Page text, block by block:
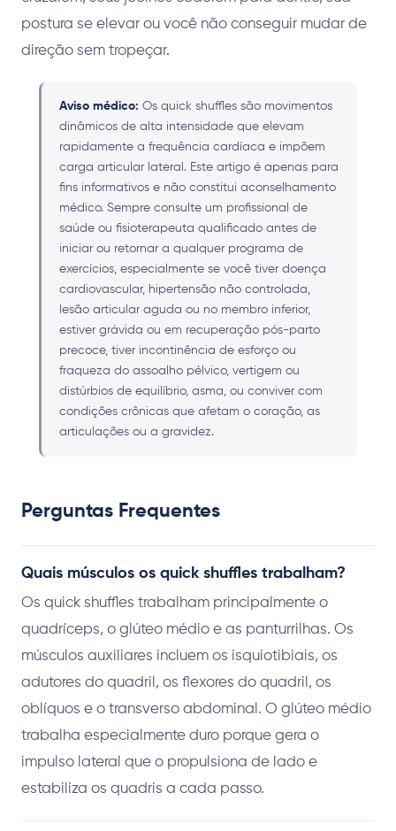
postura se elevar ou você não conseguir mudar de
direção sem tropeçar.
Aviso médico: Os quick shuffles são movimentos
dinâmicos de alta intensidade que elevam
rapidamente a frequência cardíaca e impõem
carga articular lateral. Este artigo é apenas para
fins informativos e não constitui aconselhamento
médico. Sempre consulte um profissional de
saúde ou fisioterapeuta qualificado antes de
iniciar ou retornar a qualquer programa de
exercícios, especialmente se você tiver doença
cardiovascular, hipertensão não controlada,
lesão articular aguda ou no membro inferior,
estiver grávida ou em recuperação pós-parto
precoce, tiver incontinência de esforço ou
fraqueza do assoalho pélvico, vertigem ou
distúrbios de equilíbrio, asma, ou conviver com
condições crônicas que afetam o coração, as
articulações ou a gravidez.
Perguntas Frequentes
Quais músculos os quick shuffles trabalham?
Os quick shuffles trabalham principalmente o
quadríceps, o glúteo médio e as panturrilhas. Os
músculos auxiliares incluem os isquiotibiais, os
adutores do quadril, os flexores do quadril, os
oblíquos e o transverso abdominal. O glúteo médio
trabalha especialmente duro porque gera o
impulso lateral que o propulsiona de lado e
estabiliza os quadris a cada passo.